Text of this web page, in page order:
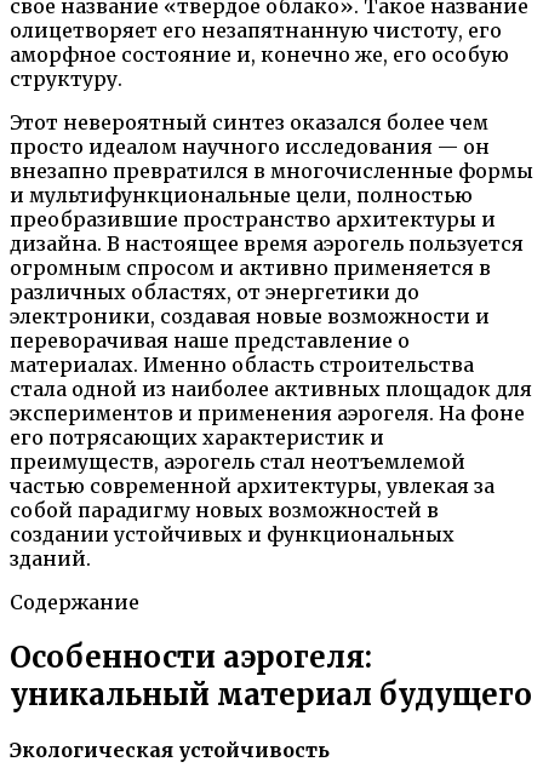
свое название «твердое облако». Такое название
олицетворяет его незапятнанную чистоту, его
аморфное состояние и, конечно же, его особую
структуру.
Этот невероятный синтез оказался более чем
просто идеалом научного исследования — он
внезапно превратился в многочисленные формы
и мультифункциональные цели, полностью
преобразившие пространство архитектуры и
дизайна. В настоящее время аэрогель пользуется
огромным спросом и активно применяется в
различных областях, от энергетики до
электроники, создавая новые возможности и
переворачивая наше представление о
материалах. Именно область строительства
стала одной из наиболее активных площадок для
экспериментов и применения аэрогеля. На фоне
его потрясающих характеристик и
преимуществ, аэрогель стал неотъемлемой
частью современной архитектуры, увлекая за
собой парадигму новых возможностей в
создании устойчивых и функциональных
зданий.
Содержание
Особенности аэрогеля:
уникальный материал будущего
Экологическая устойчивость